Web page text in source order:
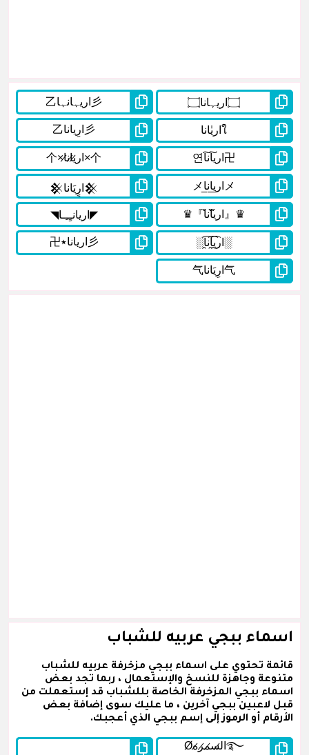
اسماء ببجي عربيه للشباب
قائمة تحتوي على اسماء ببجي مزخرفة عربيه للشباب
متنوعة وجاهزة للنسخ والإستعمال ، ربما تجد بعض
اسماء ببجي المزخرفة الخاصة بللشباب قد إستعملت من
قبل لاعبين ببجي آخرين ، ما عليك سوى إضافة بعض
الأرقام أو الرموز إلى إسم ببجي الذي أعجبك.